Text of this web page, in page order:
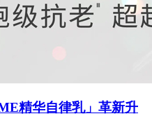
精华自律乳」革新升